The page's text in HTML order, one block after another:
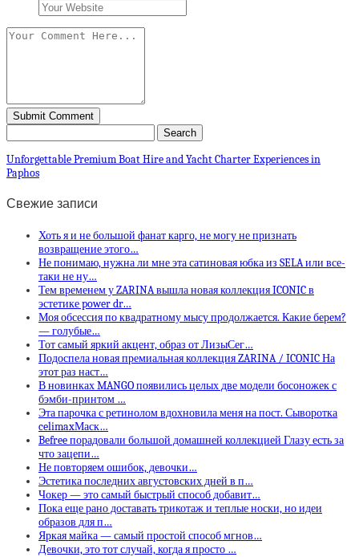
Unforgettable Premium Boat Hire and Yacht Charter Experiences in
Paphos
Свежие записи
Хоть я и не большой фанат карго, не могу не признать
возвращение этого…
Не понимаю, нужна ли мне эта сатиновая юбка из SELA или все-
таки не ну…
Тем временем у ZARINA вышла новая коллекция ICONIC в
эстетике power dr…
Моя обсессия по квадратному мысу продолжается. Какие берем?
— голубые…
Тот самый яркий акцент, образ от ЛизыСег…
Подоспела новая премиальная коллекция ZARINA / ICONIC На
этот раз наст…
В новинках MANGO появились целых две модели босоножек с
бэмби-принтом …
Эта парочка с ретинолом вдохновила меня на пост. Сыворотка
celimaxМаск…
Befree порадовали большой домашней коллекцией Глазу есть за
что зацепи…
Не повторяем ошибок, девочки…
Эстетика последних августовских дней в п…
Чокер — это самый быстрый способ добавит…
Пока еще рано доставать трикотаж и теплые носки, но идеи
образов для п…
Яркая майка — самый простой способ мгнов…
Девочки, это тот случай, когда я просто …